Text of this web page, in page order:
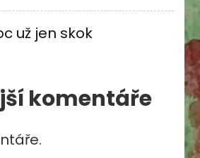
už jen skok
komentáře